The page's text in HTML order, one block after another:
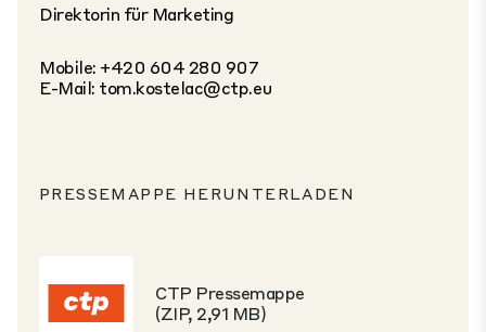
Direktorin für Marketing
Mobile: +420 604 280 907
E-Mail: tom.kostelac@ctp.eu
PRESSEMAPPE HERUNTERLADEN
CTP Pressemappe
(ZIP, 2,91 MB)